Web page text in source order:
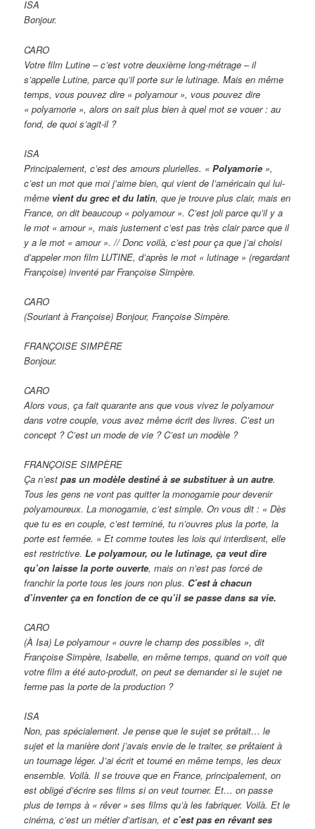
ISA
Bonjour.
CARO
Votre film Lutine – c’est votre deuxième long-métrage – il
s’appelle Lutine, parce qu’il porte sur le lutinage. Mais en même
temps, vous pouvez dire « polyamour », vous pouvez dire
« polyamorie », alors on sait plus bien à quel mot se vouer : au
fond, de quoi s’agit-il ?
ISA
Principalement, c’est des amours plurielles. «Polyamorie »,
c’est un mot que moi j’aime bien, qui vient de l’américain qui lui-
même vient du grec et du latin, que je trouve plus clair, mais en
France, on dit beaucoup « polyamour ». C’est joli parce qu’il y a
le mot « amour », mais justement c’est pas très clair parce que il
y a le mot « amour ». // Donc voilà, c’est pour ça que j’ai choisi
d’appeler mon film LUTINE, d’après le mot « lutinage » (regardant
Françoise) inventé par Françoise Simpère.
CARO
(Souriant à Françoise) Bonjour, Françoise Simpère.
FRANÇOISE SIMPÈRE
Bonjour.
CARO
Alors vous, ça fait quarante ans que vous vivez le polyamour
dans votre couple, vous avez même écrit des livres. C’est un
concept ? C’est un mode de vie ? C’est un modèle ?
FRANÇOISE SIMPÈRE
Ça n’estpas un modèle destiné à se substituer à un autre.
Tous les gens ne vont pas quitter la monogamie pour devenir
polyamoureux. La monogamie, c’est simple. On vous dit : « Dès
que tu es en couple, c’est terminé, tu n’ouvres plus la porte, la
porte est fermée. » Et comme toutes les lois qui interdisent, elle
est restrictive.Le polyamour, ou le lutinage, ça veut dire
qu’on laisse la porte ouverte, mais on n’est pas forcé de
franchir la porte tous les jours non plus. C’est à chacun
d’inventer ça en fonction de ce qu’il se passe dans sa vie.
CARO
(À Isa) Le polyamour « ouvre le champ des possibles », dit
Françoise Simpère, Isabelle, en même temps, quand on voit que
votre film a été auto-produit, on peut se demander si le sujet ne
ferme pas la porte de la production ?
ISA
Non, pas spécialement. Je pense que le sujet se prêtait… le
sujet et la manière dont j’avais envie de le traiter, se prêtaient à
un tournage léger. J’ai écrit et tourné en même temps, les deux
ensemble. Voilà. Il se trouve que en France, principalement, on
est obligé d’écrire ses films si on veut tourner. Et… on passe
plus de temps à « rêver » ses films qu’à les fabriquer. Voilà. Et le
cinéma, c’est un métier d’artisan, etc’est pas en rêvant ses